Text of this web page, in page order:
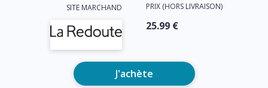
SITE MARCHAND PRIX (HORS LIVRAISON)
25.99 €
J'achète